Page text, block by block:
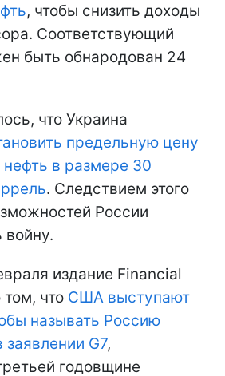
, чтобы снизить доходы
Соответствующий
быть обнародован 24
что Украина
предельную цену
в размере 30
. Следствием этого
России
войну.
издание Financial
что США выступают
называть Россию
G7,
годовщине